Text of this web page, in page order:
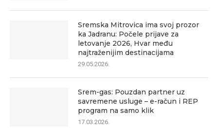
Sremska Mitrovica ima svoj prozor
ka Jadranu: Počele prijave za
letovanje 2026, Hvar među
najtraženijim destinacijama
29.05.2026.
Srem-gas: Pouzdan partner uz
savremene usluge – e-račun i REP
program na samo klik
17.03.2026.